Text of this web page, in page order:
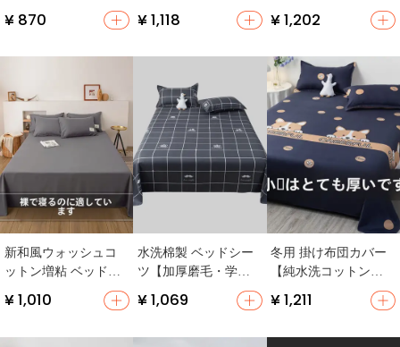
ールシーズン対応】
¥ 870
用・単品】
¥ 1,118
レスカバー【全包タ
イプ・防塵保護】
¥ 1,202
新和風ウォッシュコ
ットン増粘 ベッドシ
¥ 1,010
水洗棉製 ベッドシー
ツ【加厚磨毛・学生
寮用・シングル・ダ
ブル対応】（セット
¥ 1,069
冬用 掛け布団カバー
【純水洗コットン・
シングル対応・学生
向け】
¥ 1,211